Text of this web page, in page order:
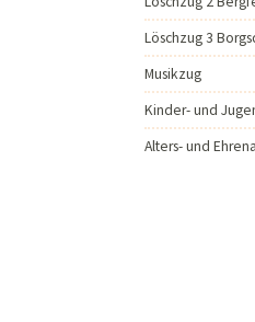
Löschzug 3
Musikzug
Kinder- und
Alters- und